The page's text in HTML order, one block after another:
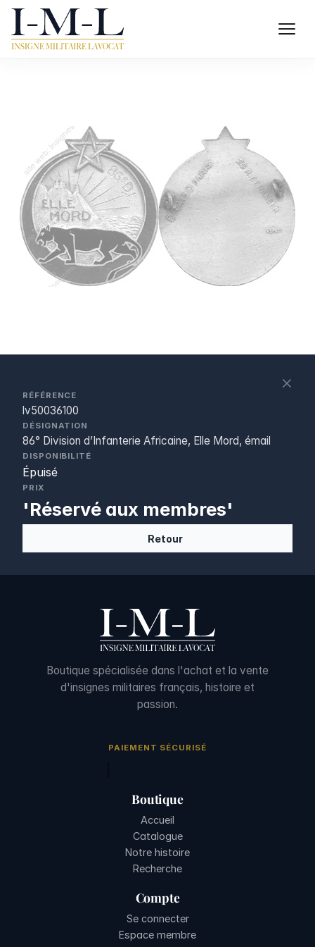
RÉFÉRENCE
lv50036100
DÉSIGNATION
86° Division d’Infanterie Africaine, Elle Mord, émail
DISPONIBILITÉ
Épuisé
PRIX
'Réservé aux membres'
Retour
Boutique spécialisée dans l'achat et la vente
d'insignes militaires français, histoire et
passion.
PAIEMENT SÉCURISÉ
Boutique
Accueil
Catalogue
Notre histoire
Recherche
Compte
Se connecter
Espace membre